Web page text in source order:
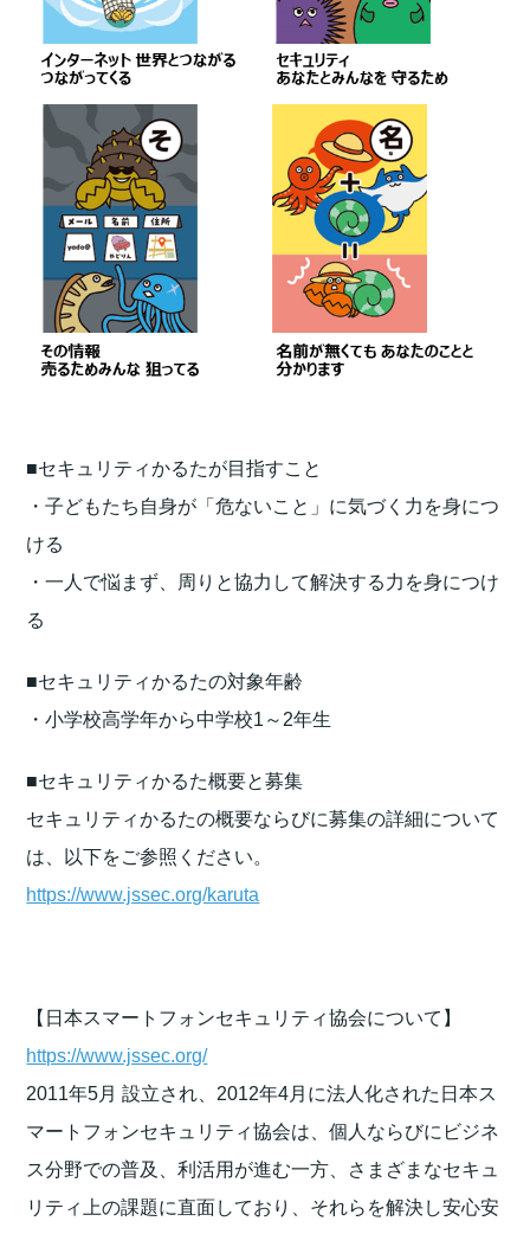
■セキュリティかるたが目指すこと
・子どもたち自身が「危ないこと」に気づく力を身につ
ける
・一人で悩まず、周りと協力して解決する力を身につけ
る
■セキュリティかるたの対象年齢
・小学校高学年から中学校1～2年生
■セキュリティかるた概要と募集
セキュリティかるたの概要ならびに募集の詳細について
は、以下をご参照ください。
https://www.jssec.org/karuta
【日本スマートフォンセキュリティ協会について】
https://www.jssec.org/
2011年5月 設立され、2012年4月に法人化された日本ス
マートフォンセキュリティ協会は、個人ならびにビジネ
ス分野での普及、利活用が進む一方、さまざまなセキュ
リティ上の課題に直面しており、それらを解決し安心安